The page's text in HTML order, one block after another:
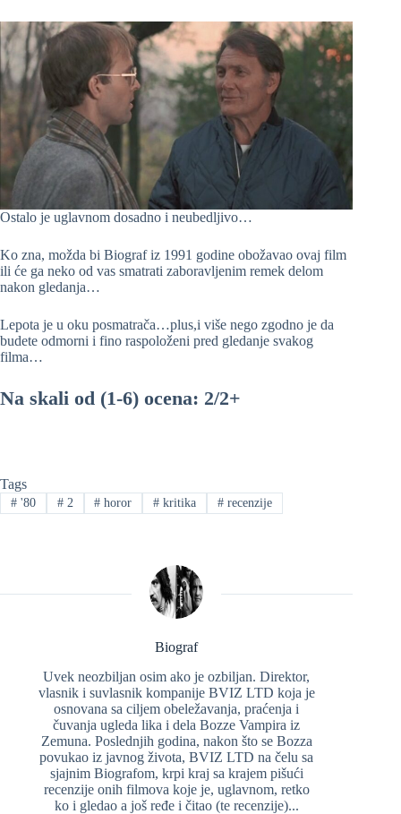
Ostalo je uglavnom dosadno i neubedljivo…
Ko zna, možda bi Biograf iz 1991 godine obožavao ovaj film
ili će ga neko od vas smatrati zaboravljenim remek delom
nakon gledanja…
Lepota je u oku posmatrača…plus,i više nego zgodno je da
budete odmorni i fino raspoloženi pred gledanje svakog
filma…
Na skali od (1-6) ocena: 2/2+
Tags
#'80 #2 # horor # kritika # recenzije
Biograf
Uvek neozbiljan osim ako je ozbiljan. Direktor,
vlasnik i suvlasnik kompanije BVIZ LTD koja je
osnovana sa ciljem obeležavanja, praćenja i
čuvanja ugleda lika i dela Bozze Vampira iz
Zemuna. Poslednjih godina, nakon što se Bozza
povukao iz javnog života, BVIZ LTD na čelu sa
sjajnim Biografom, krpi kraj sa krajem pišući
recenzije onih filmova koje je, uglavnom, retko
ko i gledao a još ređe i čitao (te recenzije)...